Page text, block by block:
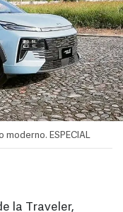
moderno. ESPECIAL
la Traveler,